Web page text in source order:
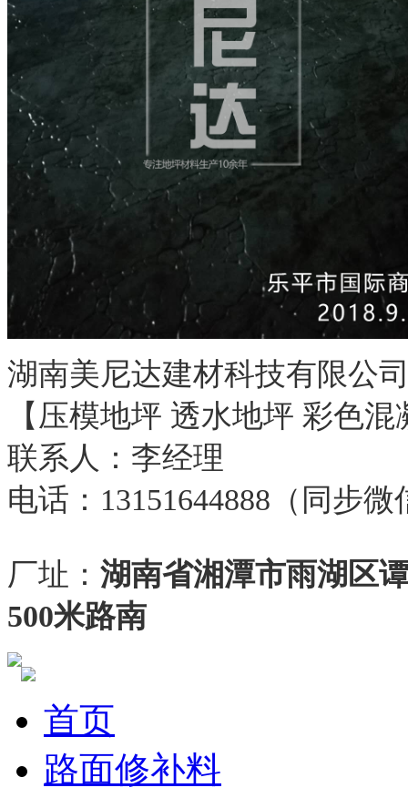
湖南美尼达建材科技有限公
【压模地坪 透水地坪 彩色
联系人：李经理
电话：13151644888（同步微
厂址： 湖南省湘潭市雨湖区
500米路南
首页
路面修补料